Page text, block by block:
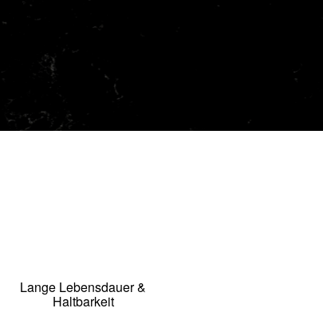
Lange Lebensdauer &
Haltbarkeit